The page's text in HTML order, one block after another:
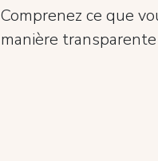
Comprenez ce que
manière